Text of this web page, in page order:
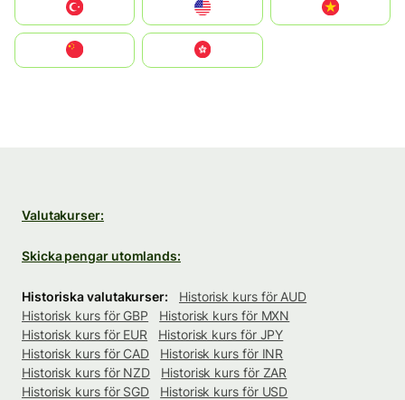
United States
中國香港特別行政區
Valutakurser:
Skicka pengar utomlands:
Historiska valutakurser:
Historisk kurs för AUD
Historisk kurs för GBP
Historisk kurs för MXN
Historisk kurs för EUR
Historisk kurs för JPY
Historisk kurs för CAD
Historisk kurs för INR
Historisk kurs för NZD
Historisk kurs för ZAR
Historisk kurs för SGD
Historisk kurs för USD